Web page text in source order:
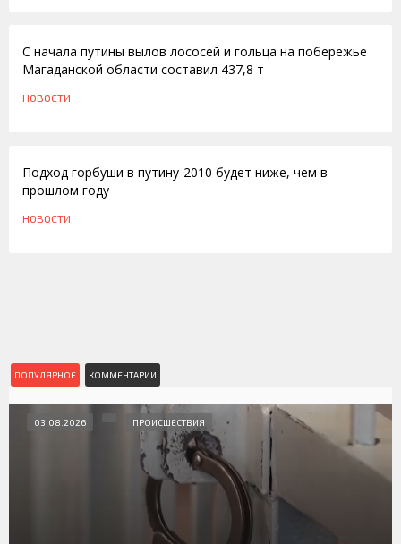
С начала путины вылов лососей и гольца на побережье
Магаданской области составил 437,8 т
НОВОСТИ
Подход горбуши в путину-2010 будет ниже, чем в
прошлом году
НОВОСТИ
ПОПУЛЯРНОЕ КОММЕНТАРИИ
03.08.2026 ПРОИСШЕСТВИЯ